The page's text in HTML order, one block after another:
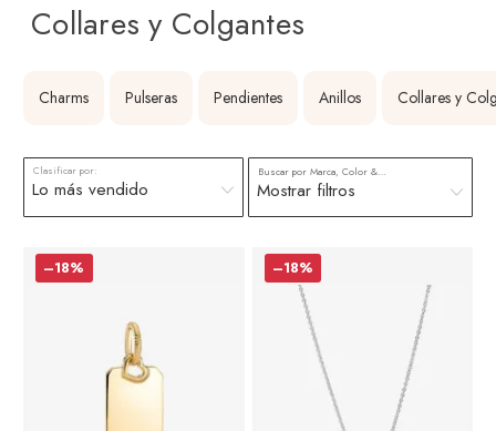
Collares y Colgantes
Charms Pulseras Pendientes Anillos Collares y
Clasificar por: Buscar por Marca, Color & más
Mostrar filtros
–18% –18%